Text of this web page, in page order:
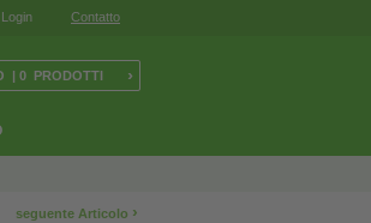
Login Contatto
| 0 PRODOTTI ›
seguente Articolo ›